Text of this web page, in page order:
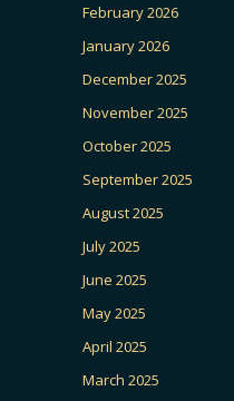
February 2026
January 2026
December 2025
November 2025
October 2025
September 2025
August 2025
July 2025
June 2025
May 2025
April 2025
March 2025